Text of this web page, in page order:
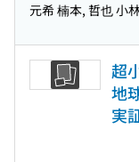
元希 楠本, 哲也 小
超
地
実